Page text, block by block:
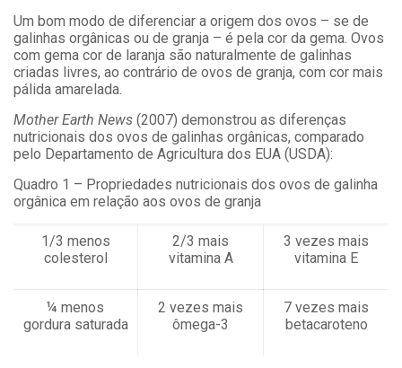
Um bom modo de diferenciar a origem dos ovos – se de
galinhas orgânicas ou de granja – é pela cor da gema. Ovos
com gema cor de laranja são naturalmente de galinhas
criadas livres, ao contrário de ovos de granja, com cor mais
pálida amarelada.
Mother Earth News (2007) demonstrou as diferenças
nutricionais dos ovos de galinhas orgânicas, comparado
pelo Departamento de Agricultura dos EUA (USDA):
Quadro 1 – Propriedades nutricionais dos ovos de galinha
orgânica em relação aos ovos de granja
1/3 menos
colesterol
2/3 mais
vitamina A
3 vezes mais
vitamina E
¼ menos
gordura saturada
2 vezes mais
ômega-3
7 vezes mais
betacaroteno